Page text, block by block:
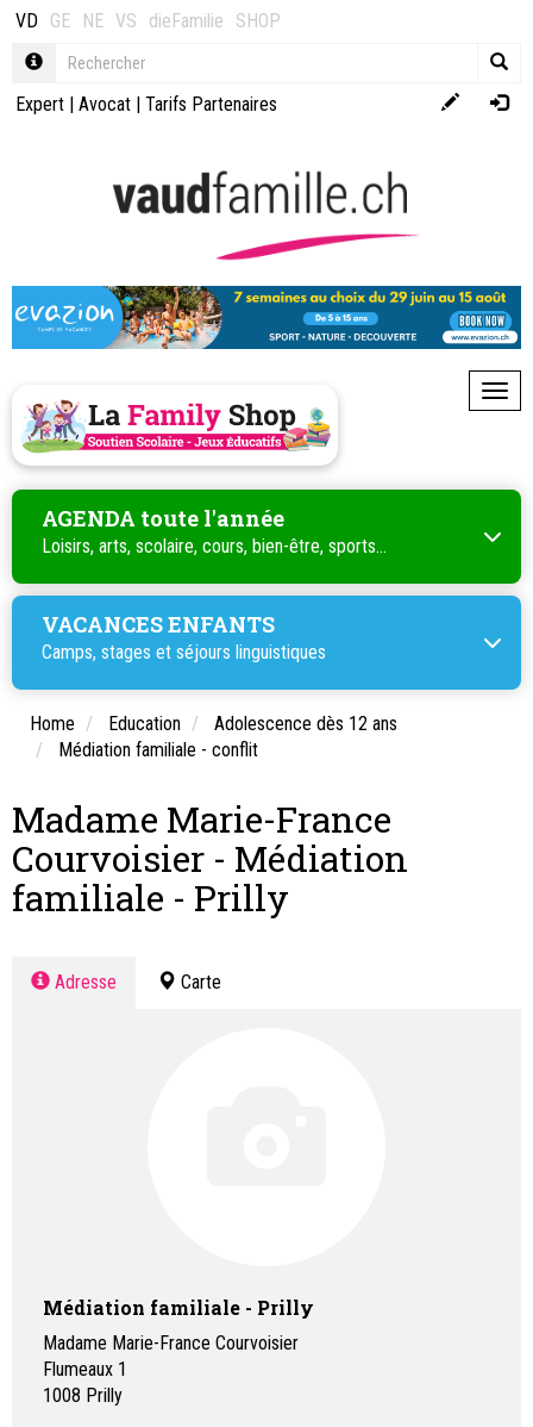
VD GE NE VS dieFamilie SHOP
Expert | Avocat | Tarifs Partenaires
AGENDA toute l'année
Loisirs, arts, scolaire, cours, bien-être, sports...
VACANCES ENFANTS
Camps, stages et séjours linguistiques
Home Education
Adolescence dès 12 ans
Médiation familiale - conflit
Madame Marie-France
Courvoisier - Médiation
familiale - Prilly
Adresse Carte
Médiation familiale - Prilly
Madame Marie-France Courvoisier
Flumeaux 1
1008 Prilly